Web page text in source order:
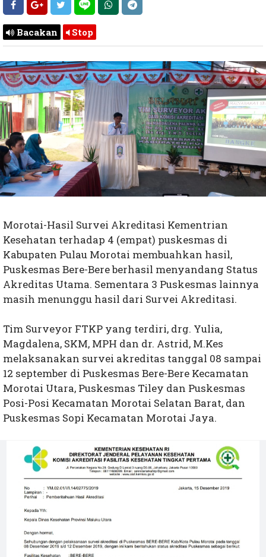
Bacakan Stop
Morotai-Hasil Survei Akreditasi Kementrian
Kesehatan terhadap 4 (empat) puskesmas di
Kabupaten Pulau Morotai membuahkan hasil,
Puskesmas Bere-Bere berhasil menyandang Status
Akreditas Utama. Sementara 3 Puskesmas lainnya
masih menunggu hasil dari Survei Akreditasi.
Tim Surveyor FTKP yang terdiri, drg. Yulia,
Magdalena, SKM, MPH dan dr. Astrid, M.Kes
melaksanakan survei akreditas tanggal 08 sampai
12 september di Puskesmas Bere-Bere Kecamatan
Morotai Utara, Puskesmas Tiley dan Puskesmas
Posi-Posi Kecamatan Morotai Selatan Barat, dan
Puskesmas Sopi Kecamatan Morotai Jaya.